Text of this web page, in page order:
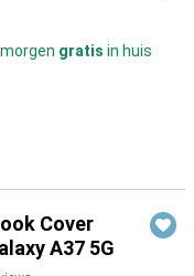
gratis in huis
Cover
A37 5G